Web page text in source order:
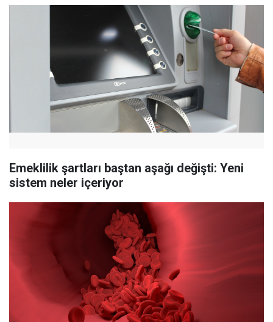
Emeklilik şartları baştan aşağı değişti: Yeni
sistem neler içeriyor